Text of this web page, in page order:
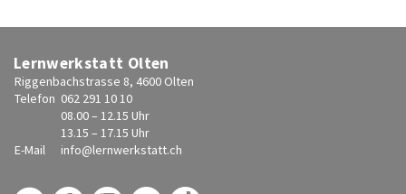
Lernwerkstatt Olten
Riggenbachstrasse 8, 4600 Olten
Telefon 062 291 10 10
08.00 – 12.15 Uhr
13.15 – 17.15 Uhr
E-Mail
info@lernwerkstatt.ch